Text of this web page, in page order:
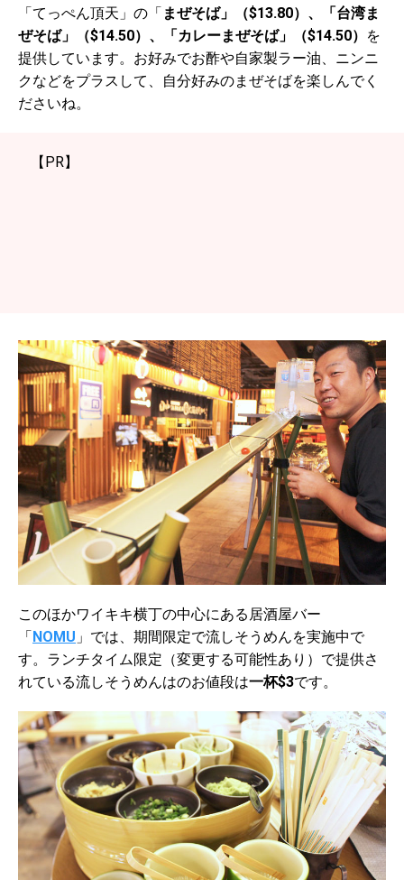
「てっぺん頂天」の「 まぜそば」（$13.80）、「台湾ま
ぜそば」（$14.50）、「カレーまぜそば」（$14.50） を
提供しています。お好みでお酢や自家製ラー油、ニンニ
クなどをプラスして、自分好みのまぜそばを楽しんでく
ださいね。
【PR】
このほかワイキキ横丁の中心にある居酒屋バー
「 NOMU 」では、期間限定で流しそうめんを実施中で
す。ランチタイム限定（変更する可能性あり）で提供さ
れている流しそうめんはのお値段は一杯$3です。